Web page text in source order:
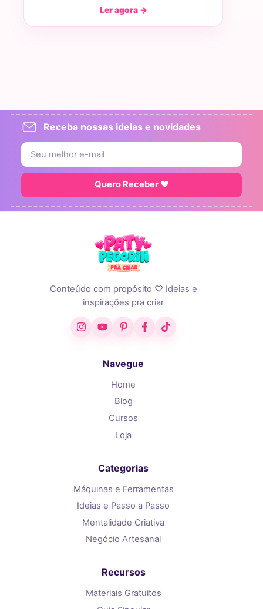
Ler agora →
Receba nossas ideias e novidades
Quero Receber ♥
Conteúdo com propósito ♡ Ideias e
inspirações pra criar
InstagramYouTubePinterestFacebook
TikTok
Navegue
Home
Blog
Cursos
Loja
Categorias
Máquinas e Ferramentas
Ideias e Passo a Passo
Mentalidade Criativa
Negócio Artesanal
Recursos
Materiais Gratuitos